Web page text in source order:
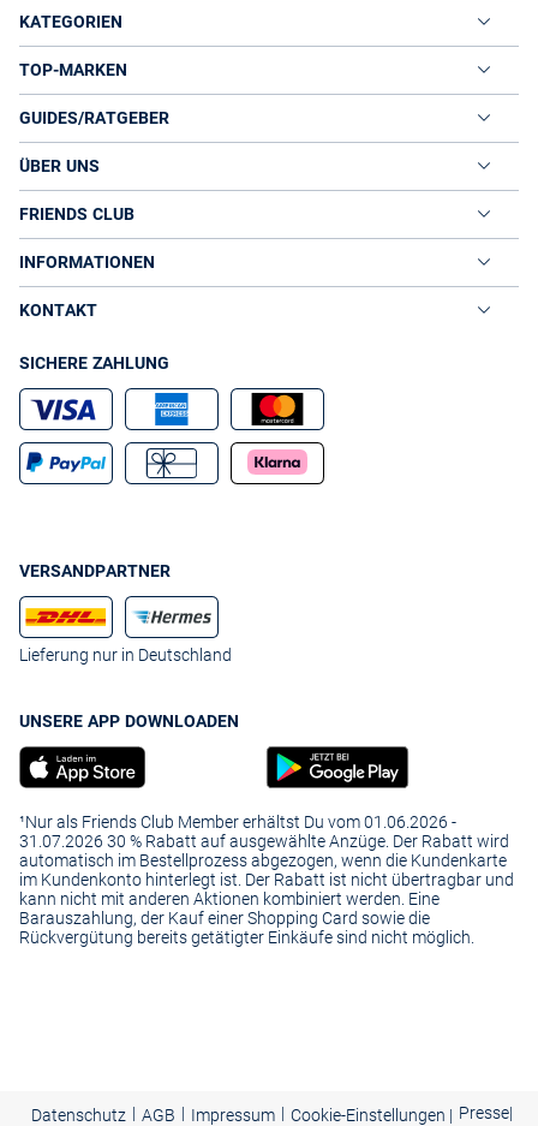
KATEGORIEN
TOP-MARKEN
GUIDES/RATGEBER
ÜBER UNS
FRIENDS CLUB
INFORMATIONEN
KONTAKT
SICHERE ZAHLUNG
VERSANDPARTNER
Lieferung nur in Deutschland
UNSERE APP DOWNLOADEN
¹Nur als Friends Club Member erhältst Du vom 01.06.2026 -
31.07.2026 30 % Rabatt auf ausgewählte Anzüge. Der Rabatt wird
automatisch im Bestellprozess abgezogen, wenn die Kundenkarte
im Kundenkonto hinterlegt ist. Der Rabatt ist nicht übertragbar und
kann nicht mit anderen Aktionen kombiniert werden. Eine
Barauszahlung, der Kauf einer Shopping Card sowie die
Rückvergütung bereits getätigter Einkäufe sind nicht möglich.
Datenschutz | AGB | Impressum | Cookie-Einstellungen | Presse|